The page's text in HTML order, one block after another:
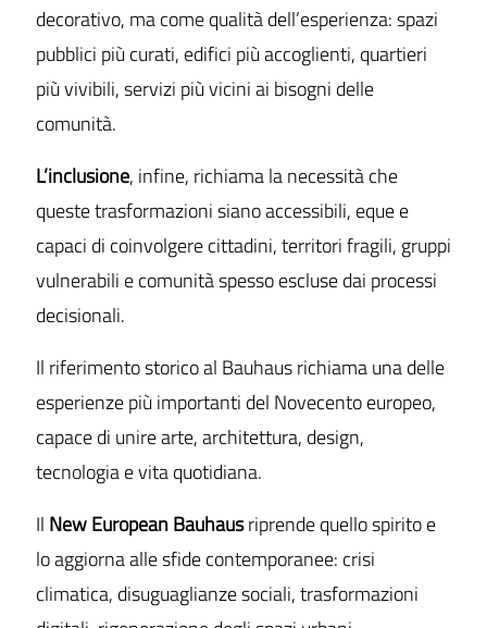
decorativo, ma come qualità dell’esperienza: spazi
pubblici più curati, edifici più accoglienti, quartieri
più vivibili, servizi più vicini ai bisogni delle
comunità.
L’inclusione, infine, richiama la necessità che
queste trasformazioni siano accessibili, eque e
capaci di coinvolgere cittadini, territori fragili, gruppi
vulnerabili e comunità spesso escluse dai processi
decisionali.
Il riferimento storico al Bauhaus richiama una delle
esperienze più importanti del Novecento europeo,
capace di unire arte, architettura, design,
tecnologia e vita quotidiana.
Il New European Bauhausriprende quello spirito e
lo aggiorna alle sfide contemporanee: crisi
climatica, disuguaglianze sociali, trasformazioni